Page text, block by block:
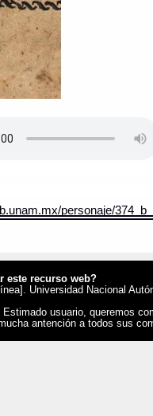
personaje/
este recurso web?
Universidad Nacional
Estimado usuario, queremos
antención a todos sus